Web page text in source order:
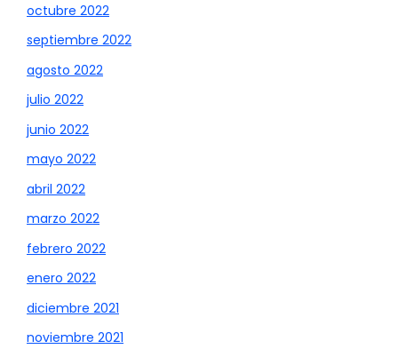
octubre 2022
septiembre 2022
agosto 2022
julio 2022
junio 2022
mayo 2022
abril 2022
marzo 2022
febrero 2022
enero 2022
diciembre 2021
noviembre 2021